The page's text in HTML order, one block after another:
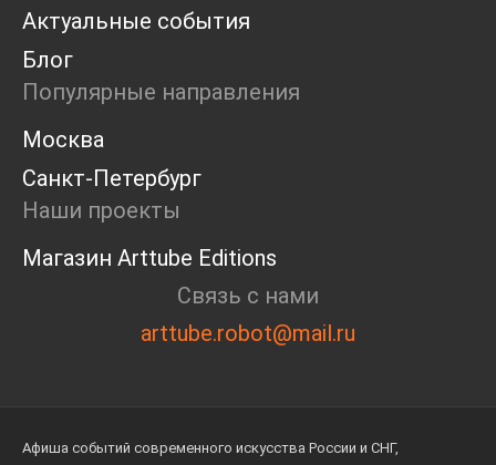
Open call
Экскурсия
Дискуссия
Cosmoscow 2024
Blazar 2024
Встречи
Круглый стол
Актуальные события
Блог
Популярные направления
Москва
Санкт-Петербург
Наши проекты
Магазин Arttube Editions
Связь с нами
arttube.robot@mail.ru
Афиша событий современного искусства России и СНГ,